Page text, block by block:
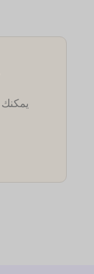
يمكنك